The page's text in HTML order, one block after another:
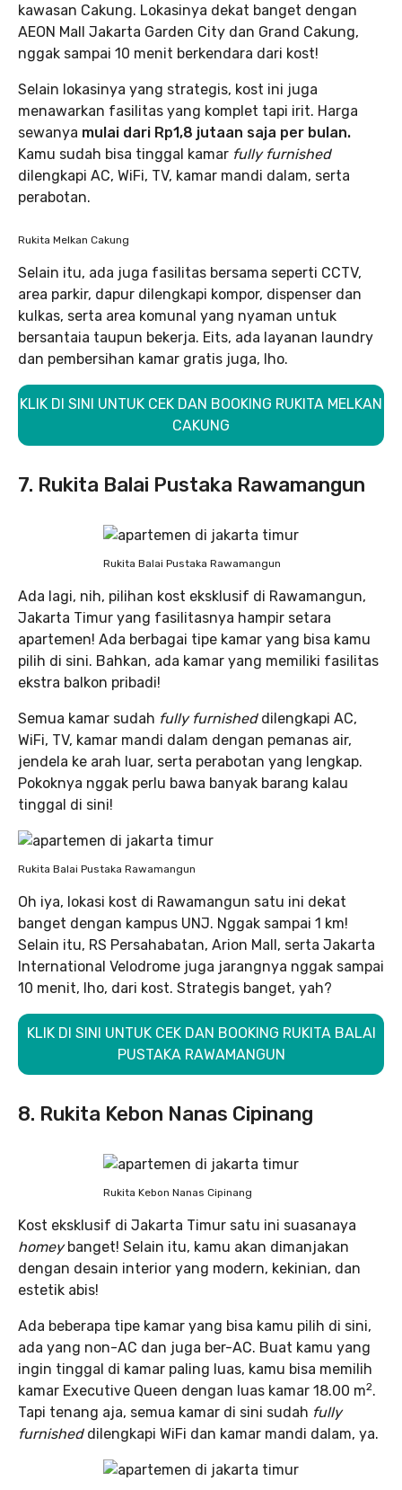
kawasan Cakung. Lokasinya dekat banget dengan
AEON Mall Jakarta Garden City dan Grand Cakung,
nggak sampai 10 menit berkendara dari kost!
Selain lokasinya yang strategis, kost ini juga
menawarkan fasilitas yang komplet tapi irit. Harga
sewanya mulai dari Rp1,8 jutaan saja per bulan.
Kamu sudah bisa tinggal kamar fully furnished
dilengkapi AC, WiFi, TV, kamar mandi dalam, serta
perabotan.
Rukita Melkan Cakung
Selain itu, ada juga fasilitas bersama seperti CCTV,
area parkir, dapur dilengkapi kompor, dispenser dan
kulkas, serta area komunal yang nyaman untuk
bersantaia taupun bekerja. Eits, ada layanan laundry
dan pembersihan kamar gratis juga, lho.
KLIK DI SINI UNTUK CEK DAN BOOKING RUKITA MELKAN
CAKUNG
7. Rukita Balai Pustaka Rawamangun
Rukita Balai Pustaka Rawamangun
Ada lagi, nih, pilihan kost eksklusif di Rawamangun,
Jakarta Timur yang fasilitasnya hampir setara
apartemen! Ada berbagai tipe kamar yang bisa kamu
pilih di sini. Bahkan, ada kamar yang memiliki fasilitas
ekstra balkon pribadi!
Semua kamar sudah fully furnished dilengkapi AC,
WiFi, TV, kamar mandi dalam dengan pemanas air,
jendela ke arah luar, serta perabotan yang lengkap.
Pokoknya nggak perlu bawa banyak barang kalau
tinggal di sini!
Rukita Balai Pustaka Rawamangun
Oh iya, lokasi kost di Rawamangun satu ini dekat
banget dengan kampus UNJ. Nggak sampai 1 km!
Selain itu, RS Persahabatan, Arion Mall, serta Jakarta
International Velodrome juga jarangnya nggak sampai
10 menit, lho, dari kost. Strategis banget, yah?
KLIK DI SINI UNTUK CEK DAN BOOKING RUKITA BALAI
PUSTAKA RAWAMANGUN
8. Rukita Kebon Nanas Cipinang
Rukita Kebon Nanas Cipinang
Kost eksklusif di Jakarta Timur satu ini suasanaya
homeybanget! Selain itu, kamu akan dimanjakan
dengan desain interior yang modern, kekinian, dan
estetik abis!
Ada beberapa tipe kamar yang bisa kamu pilih di sini,
ada yang non-AC dan juga ber-AC. Buat kamu yang
ingin tinggal di kamar paling luas, kamu bisa memilih
kamar Executive Queen dengan luas kamar 18.00 m2.
Tapi tenang aja, semua kamar di sini sudah fully
furnished dilengkapi WiFi dan kamar mandi dalam, ya.